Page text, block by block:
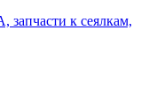
запчасти к сеялкам,